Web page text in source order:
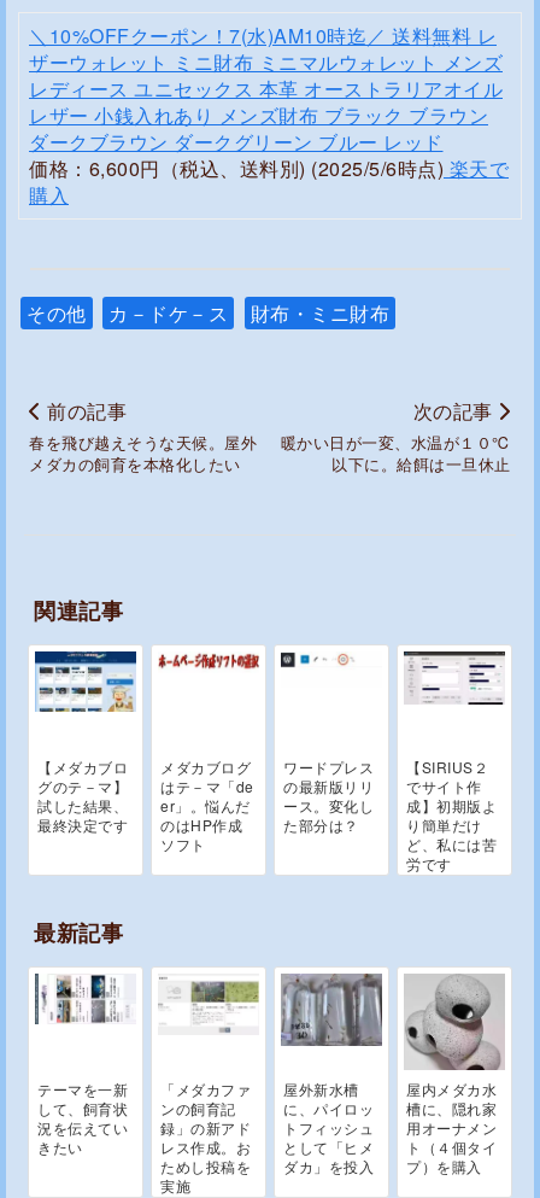
＼10%OFFクーポン！7(水)AM10時迄／ 送料無料 レ
ザーウォレット ミニ財布 ミニマルウォレット メンズ
レディース ユニセックス 本革 オーストラリアオイル
レザー 小銭入れあり メンズ財布 ブラック ブラウン
ダークブラウン ダークグリーン ブルー レッド
価格：6,600円（税込、送料別) (2025/5/6時点) 楽天で
購入
その他 カ－ドケ－ス 財布・ミニ財布
前の記事
春を飛び越えそうな天候。屋外
メダカの飼育を本格化したい
次の記事
暖かい日が一変、水温が１０℃
以下に。給餌は一旦休止
関連記事
【メダカブロ
グのテ－マ】
試した結果、
最終決定です
メダカブログ
はテ－マ「de
er」。悩んだ
のはHP作成
ソフト
ワードプレス
の最新版リリ
ース。変化し
た部分は？
【SIRIUS２
でサイト作
成】初期版よ
り簡単だけ
ど、私には苦
労です
最新記事
テーマを一新
して、飼育状
況を伝えてい
きたい
「メダカファ
ンの飼育記
録」の新アド
レス作成。お
ためし投稿を
実施
屋外新水槽
に、パイロッ
トフィッシュ
として「ヒメ
ダカ」を投入
屋内メダカ水
槽に、隠れ家
用オーナメン
ト（４個タイ
プ）を購入